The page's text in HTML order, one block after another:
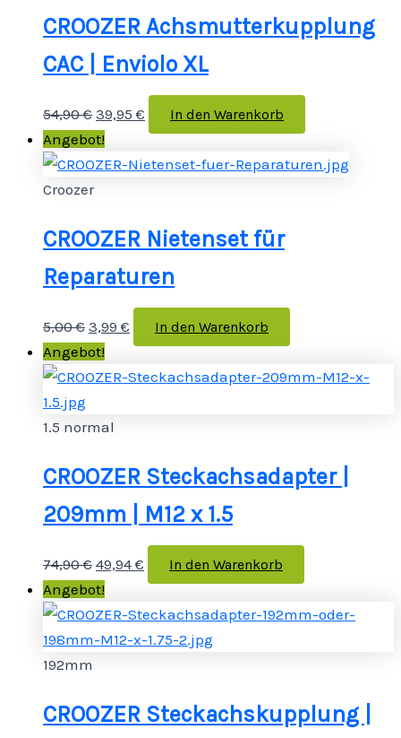
CROOZER Achsmutterkupplung
CAC | Enviolo XL
54,90€ 39,95 € In den Warenkorb
Angebot!
Croozer
CROOZER Nietenset für
Reparaturen
5,00€ 3,99 € In den Warenkorb
Angebot!
1.5 normal
CROOZER Steckachsadapter |
209mm | M12 x 1.5
74,90€ 49,94 € In den Warenkorb
Angebot!
192mm
CROOZER Steckachskupplung |